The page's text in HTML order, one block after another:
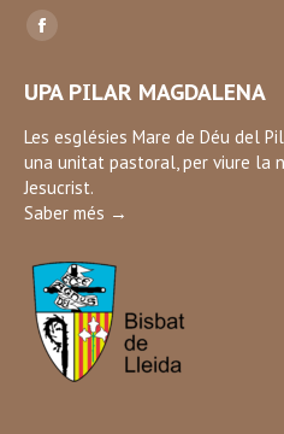
Find us on:
Facebook
opens
in
new
window
UPA PILAR MAGDALENA
Les esglésies Mare de Déu del
una unitat pastoral, per viure la
Jesucrist.
Saber més →